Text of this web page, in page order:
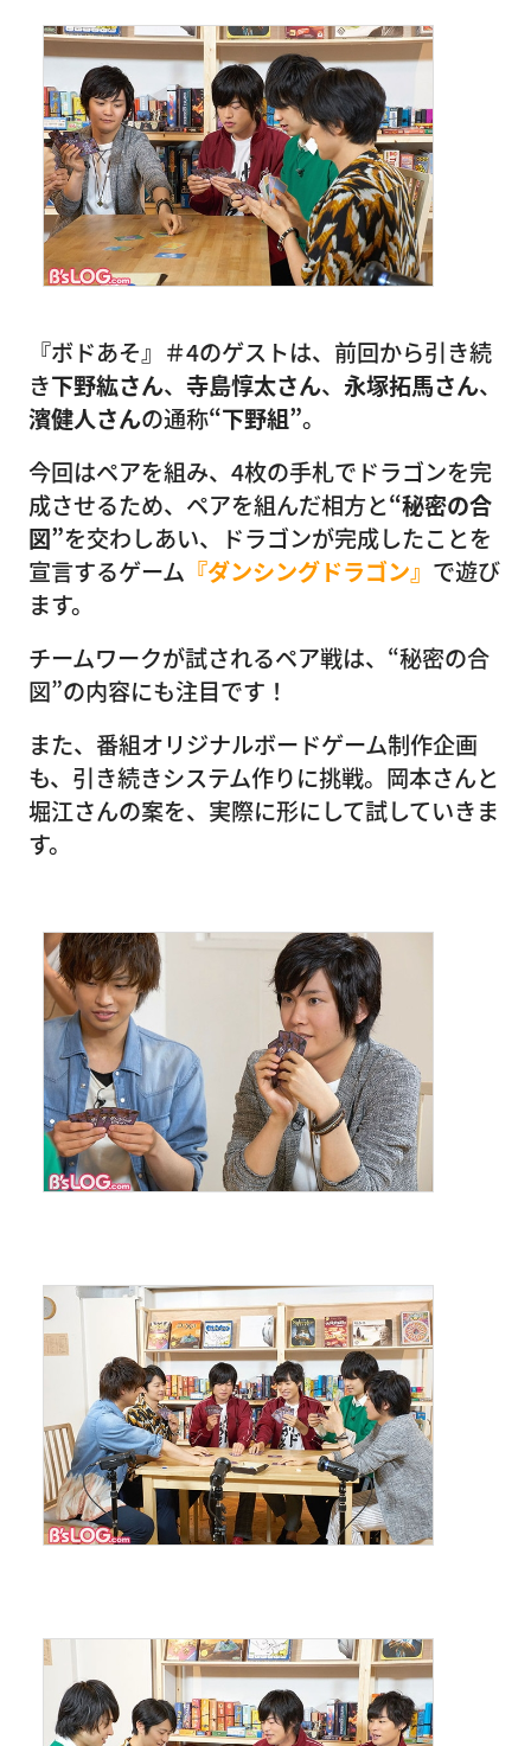
『ボドあそ』＃4のゲストは、前回から引き続
き下野紘さん、 寺島惇太さん、 永塚拓馬さん、
濱健人さんの通称“下野組”。
今回はペアを組み、4枚の手札でドラゴンを完
成させるため、ペアを組んだ相方と“秘密の合
図”を交わしあい、ドラゴンが完成したことを
宣言するゲーム 『ダンシングドラゴン』 で遊び
ます。
チームワークが試されるペア戦は、“秘密の合
図”の内容にも注目です！
また、番組オリジナルボードゲーム制作企画
も、引き続きシステム作りに挑戦。岡本さんと
堀江さんの案を、実際に形にして試していきま
す。